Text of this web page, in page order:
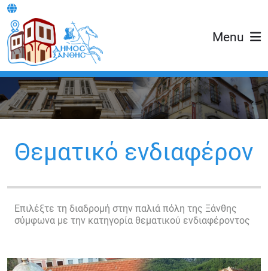
Menu
Θεματικό ενδιαφέρον
Επιλέξτε τη διαδρομή στην παλιά πόλη της Ξάνθης
σύμφωνα με την κατηγορία θεματικού ενδιαφέροντος